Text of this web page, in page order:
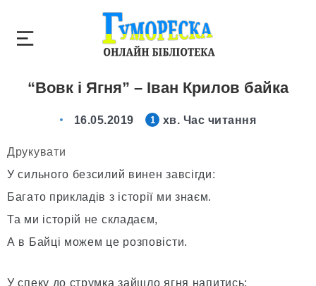
“Вовк і Ягня” – Іван Крилов байка
16.05.2019 1 хв. Час читання
Друкувати
У сильного безсилий винен завсігди:
Багато прикладів з історії ми знаєм.
Та ми історій не складаєм,
А в Байці можем це розповісти.
У спеку до струмка зайшло ягня напитись;